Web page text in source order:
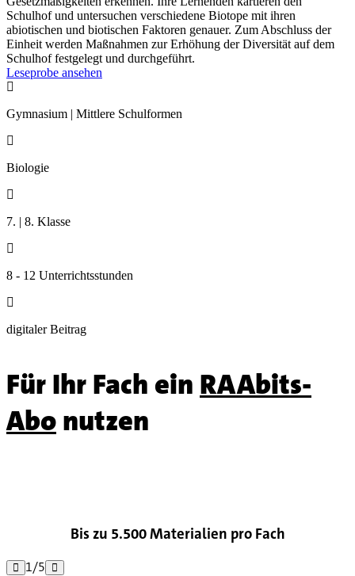
Schulhof und untersuchen verschiedene Biotope mit ihren
abiotischen und biotischen Faktoren genauer. Zum Abschluss der
Einheit werden Maßnahmen zur Erhöhung der Diversität auf dem
Schulhof festgelegt und durchgeführt.
Leseprobe ansehen

Gymnasium | Mittlere Schulformen

Biologie

7. | 8. Klasse

8 - 12 Unterrichtsstunden

digitaler Beitrag
Für Ihr Fach ein RAAbits-
Abonutzen
Bis zu 5.500 Materialien pro Fach
 1/5 